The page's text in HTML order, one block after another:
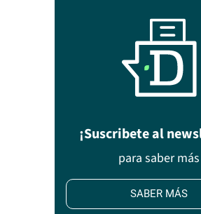
¡Suscribete al
para saber más
SABER MÁS